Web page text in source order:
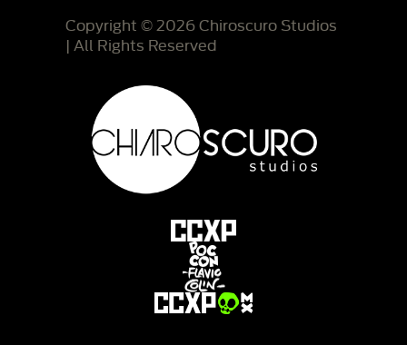
Copyright © 2026 Chiroscuro Studios
| All Rights Reserved